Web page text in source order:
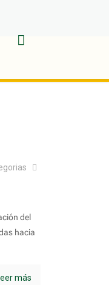
del
hacia
más